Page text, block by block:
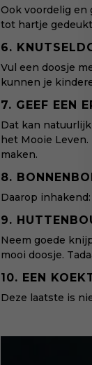
Ook voordelig en
tot hartje
6.
Vul een doosje
kunnen je
7. GEEF EEN
Dat kan
het Mooie
maken.
8.
Daarop
9.
Neem goede
mooi doosje.
10. EEN
Deze laatste is